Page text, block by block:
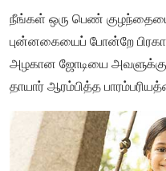
நீங்கள் ஒரு பெண்
புன்னகையைப் போன்றே
அழகான ஜோடியை
தாயார் ஆரம்பித்த